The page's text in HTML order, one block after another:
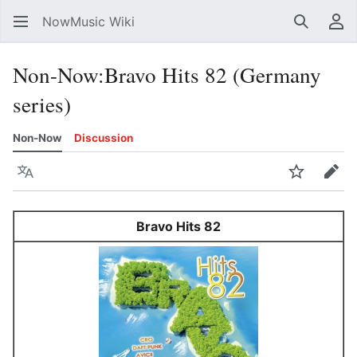
NowMusic Wiki Search
Non-Now:Bravo Hits 82 (Germany
series)
Non-Now Discussion
Language WatchEdit
Bravo Hits 82